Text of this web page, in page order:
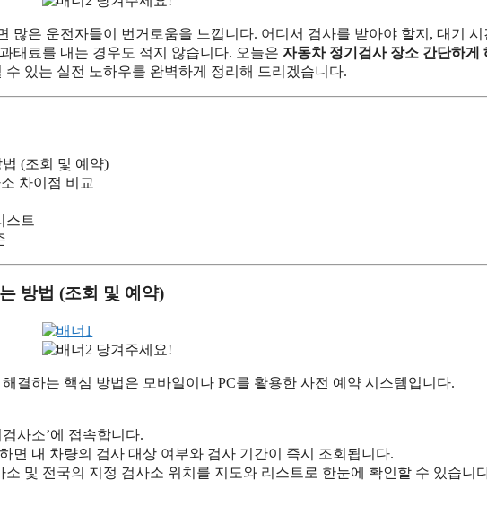
많은 운전자들이 번거로움을 느낍니다. 어디서 검사를 받아야 할지, 대기 시
태료를 내는 경우도 적지 않습니다. 오늘은 자동차 정기검사 장소 간단하게
있는 실전 노하우를 완벽하게 정리해 드리겠습니다.
(조회 및 예약)
차이점 비교
스트
방법 (조회 및 예약)
당겨주세요!
결하는 핵심 방법은 모바일이나 PC를 활용한 사전 예약 시스템입니다.
사소’에 접속합니다.
면 내 차량의 검사 대상 여부와 검사 기간이 즉시 조회됩니다.
및 전국의 지정 검사소 위치를 지도와 리스트로 한눈에 확인할 수 있습니